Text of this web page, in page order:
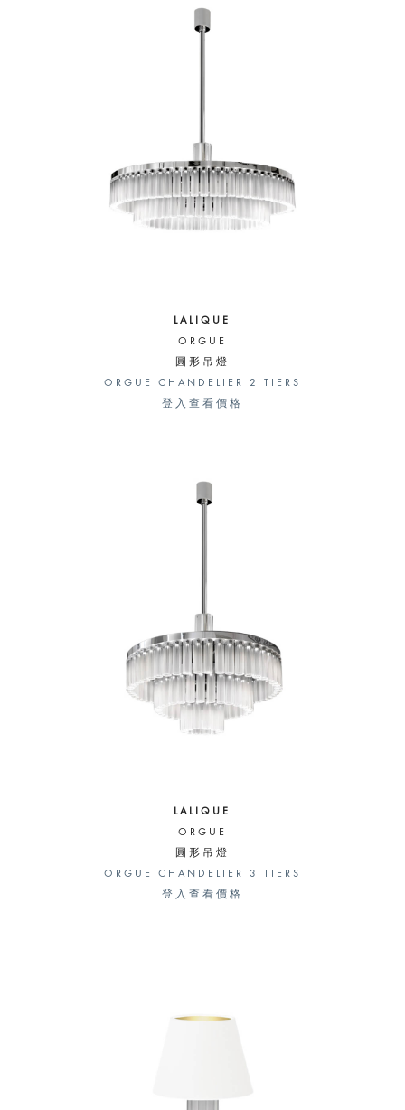
LALIQUE
ORGUE
圓形吊燈
ORGUE CHANDELIER 2 TIERS
登入查看價格
LALIQUE
ORGUE
圓形吊燈
ORGUE CHANDELIER 3 TIERS
登入查看價格